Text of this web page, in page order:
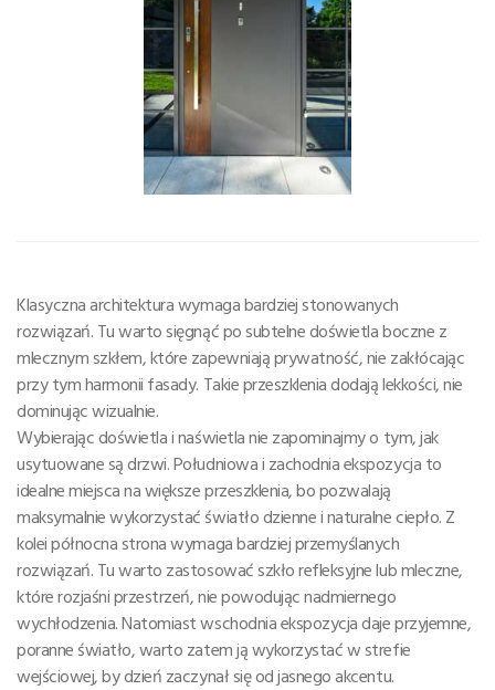
Klasyczna architektura wymaga bardziej stonowanych
rozwiązań. Tu warto sięgnąć po subtelne doświetla boczne z
mlecznym szkłem, które zapewniają prywatność, nie zakłócając
przy tym harmonii fasady. Takie przeszklenia dodają lekkości, nie
dominując wizualnie.
Wybierając doświetla i naświetla nie zapominajmy o tym, jak
usytuowane są drzwi. Południowa i zachodnia ekspozycja to
idealne miejsca na większe przeszklenia, bo pozwalają
maksymalnie wykorzystać światło dzienne i naturalne ciepło. Z
kolei północna strona wymaga bardziej przemyślanych
rozwiązań. Tu warto zastosować szkło refleksyjne lub mleczne,
które rozjaśni przestrzeń, nie powodując nadmiernego
wychłodzenia. Natomiast wschodnia ekspozycja daje przyjemne,
poranne światło, warto zatem ją wykorzystać w strefie
wejściowej, by dzień zaczynał się od jasnego akcentu.